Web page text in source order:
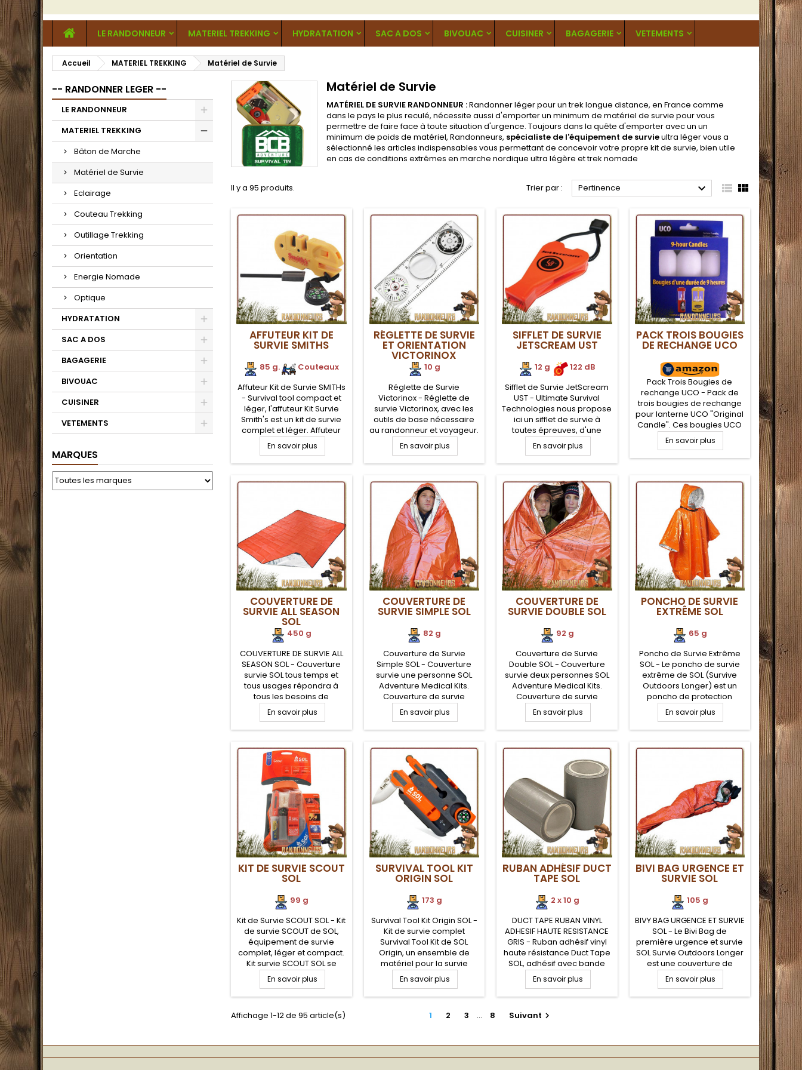
LE RANDONNEUR MATERIEL TREKKING HYDRATATION SAC A DOS BIVOUAC CUISINER BAGAGERIE VETEMENTS
Accueil MATERIEL TREKKING Matériel de Survie
-- RANDONNER LEGER --
LE RANDONNEUR
MATERIEL TREKKING
Bâton de Marche
Matériel de Survie
Eclairage
Couteau Trekking
Outillage Trekking
Orientation
Energie Nomade
Optique
HYDRATATION
SAC A DOS
BAGAGERIE
BIVOUAC
CUISINER
VETEMENTS
MARQUES
Matériel de Survie
MATÉRIEL DE SURVIE RANDONNEUR :Randonner léger pour un trek longue distance, en France comme
dans le pays le plus reculé, nécessite aussi d'emporter un minimum de matériel de survie pour vous
permettre de faire face à toute situation d'urgence. Toujours dans la quête d'emporter avec un un
minimum de poids de matériel, Randonneurs, spécialiste de l'équipement de survieultra léger vous a
sélectionné les articles indispensables vous permettant de concevoir votre propre kit de survie, bien utile
en cas de conditions extrêmes en marche nordique ultra légère et trek nomade
Il y a 95 produits. Trier par : Pertinence   
AFFUTEUR KIT DE
SURVIE SMITHS
85 g.
Couteaux
Affuteur Kit de Survie SMITHs
- Survival tool compact et
léger, l'affuteur Kit Survie
Smith's est un kit de survie
complet et léger. Affuteur
Smith's comportant une
pierre à feu, boussole, sifflet
de survie, lampe LED, ffûteur
pierre affûtage céramique,
En savoir plus
RÉGLETTE DE SURVIE
ET ORIENTATION
VICTORINOX
10 g
Réglette de Survie
Victorinox - Réglette de
survie Victorinox, avec les
outils de base nécessaire
au randonneur et voyageur.
Réglette plexiglas avec
boussole de précision
intégrée et plusieurs
loupe, réglette (cm et inch).
Compacte et robuste,
s'intègre dans un kit de
survie
En savoir plus
SIFFLET DE SURVIE
JETSCREAM UST
12 g .122 dB
Sifflet de Survie JetScream
UST - Ultimate Survival
Technologies nous propose
ici un sifflet de survie à
toutes épreuves, d'une
puissance de 122 décibels,
et sera aussi efficace en
milieu très humides.
En savoir plus
PACK TROIS BOUGIES
DE RECHANGE UCO
Pack Trois Bougies de
rechange UCO - Pack de
trois bougies de rechange
pour lanterne UCO "Original
Candle". Ces bougies UCO
permettent à la fois un
éclairage naturel et
chaleureux pendant près 9
camping bushcraft nature
En savoir plus
COUVERTURE DE
SURVIE ALL SEASON
SOL
450 g
COUVERTURE DE SURVIE ALL
SEASON SOL - Couverture
survie SOL tous temps et
tous usages répondra à
tous les besoins de
première urgence.
Compacte, Coupe Vent,
Imperméable, cette
de protection thermique
pour le corps, comme de
tapis de sol et d'abri tarp de
protection
En savoir plus
COUVERTURE DE
SURVIE SIMPLE SOL
82 g
Couverture de Survie
Simple SOL - Couverture
survie une personne SOL
Adventure Medical Kits.
Couverture de survie
isothermique 152 x 213 cm
avec face orange vif pour
meilleure localisations.
près de 90%. Polyéthylène
aluminisé anti déchirement
pour une utilisation extrême
En savoir plus
COUVERTURE DE
SURVIE DOUBLE SOL
92 g
Couverture de Survie
Double SOL - Couverture
survie deux personnes SOL
Adventure Medical Kits.
Couverture de survie
isothermique grande taille
152 x 244 cm avec
instructions de survie
chaleur à près de 90%.
Polyéthylène aluminisé anti
déchirement pour une
utilisation extrême
En savoir plus
PONCHO DE SURVIE
EXTRÊME SOL
65 g
Poncho de Survie Extrême
SOL - Le poncho de survie
extrême de SOL (Survive
Outdoors Longer) est un
poncho de protection
isothermique contre les
éléments (froid, vent, pluie)
compact et très léger pour
randonnée. Le poncho de
En savoir plus
KIT DE SURVIE SCOUT
SOL
99 g
Kit de Survie SCOUT SOL - Kit
de survie SCOUT de SOL,
équipement de survie
complet, léger et compact.
Kit survie SCOUT SOL se
compose d'une pochette
étanche et de différents
accessoires (couverture
tinder, boussole, miroir,
En savoir plus
SURVIVAL TOOL KIT
ORIGIN SOL
173 g
Survival Tool Kit Origin SOL -
Kit de survie complet
Survival Tool Kit de SOL
Origin, un ensemble de
matériel pour la survie
nature, rangés dans une
boite plastique, de telle
sorte que presque chaque
rapidement. Petite Trousse
En savoir plus
RUBAN ADHÉSIF DUCT
TAPE SOL
2 x 10 g
DUCT TAPE RUBAN VINYL
ADHESIF HAUTE RESISTANCE
GRIS - Ruban adhésif vinyl
haute résistance Duct Tape
SOL, adhésif avec bande
large de 5 cm sur 1.2
mètres. Ruban adhésif Duct
Tape qui vous sera d'une
travaux à la maison, vos
survie
En savoir plus
BIVI BAG URGENCE ET
SURVIE SOL
105 g
BIVY BAG URGENCE ET SURVIE
SOL - Le Bivi Bag de
première urgence et survie
SOL Survie Outdoors Longer
est une couverture de
survie polyéthylène ultra
légère en forme de sac de
couchage qui vous permet
randonneurs
En savoir plus
Affichage 1-12 de 95 article(s) 1 2 3 … 8 Suivant 